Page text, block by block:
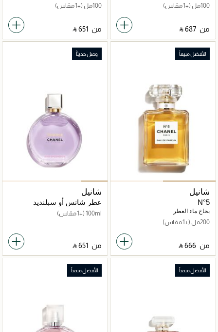
100مل (+1 مقاس)
من ‎ ⃁ ⁦687⁩ ‎
100مل (+1 مقاس)
من ‎ ⃁ ⁦651⁩ ‎
الأفضل مبيعاً
شانيل
N°5
بخاخ ماء العطر
200مل (+1 مقاس)
من ‎ ⃁ ⁦666⁩ ‎
وصل حديثاً
شانيل
عطر شانس أو سبلنديد
100ml (+1 مقاس)
من ‎ ⃁ ⁦651⁩ ‎
الأفضل مبيعاً الأفضل مبيعاً